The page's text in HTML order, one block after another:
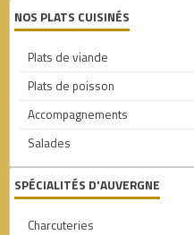
NOS PLATS CUISINÉS
Plats de viande
Plats de poisson
Accompagnements
Salades
SPÉCIALITÉS D'AUVERGNE
Charcuteries